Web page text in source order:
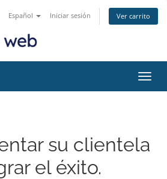
Español Iniciar sesión Ver carrito
su clientela
el éxito.